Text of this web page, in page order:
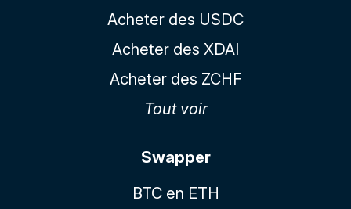
Acheter des USDC
Acheter des XDAI
Acheter des ZCHF
Tout voir
Swapper
BTC en ETH